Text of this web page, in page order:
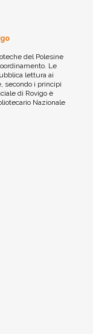
del Polesine
Le
lettura ai
secondo i principi
di Rovigo è
Nazionale